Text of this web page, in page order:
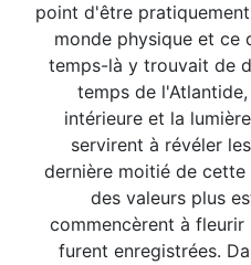
point d'être
monde physique et ce
temps-là y trouvait de
temps de
intérieure et la
servirent à révéler
dernière moitié de
des valeurs plus
commencèrent à
furent enregistrées.